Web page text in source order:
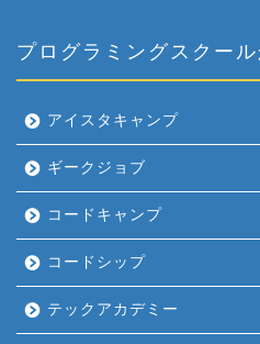
プログラミングスクー
アイスタキャンプ
ギークジョブ
コードキャンプ
コードシップ
テックアカデミー